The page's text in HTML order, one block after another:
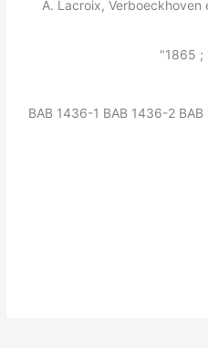
A. Lacroix, Verboeckhoven
BAB 1436-1 BAB 1436-2